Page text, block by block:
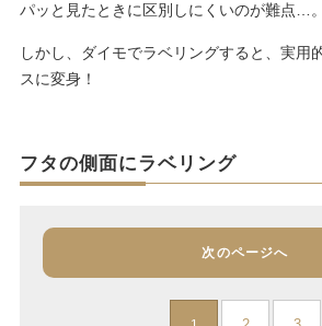
パッと見たときに区別しにくいのが難点…。
しかし、ダイモでラベリングすると、実用
スに変身！
フタの側面にラベリング
次のページへ